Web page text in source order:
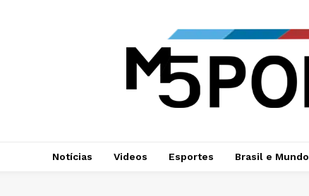
Notícias Videos Esportes Brasil e Mundo